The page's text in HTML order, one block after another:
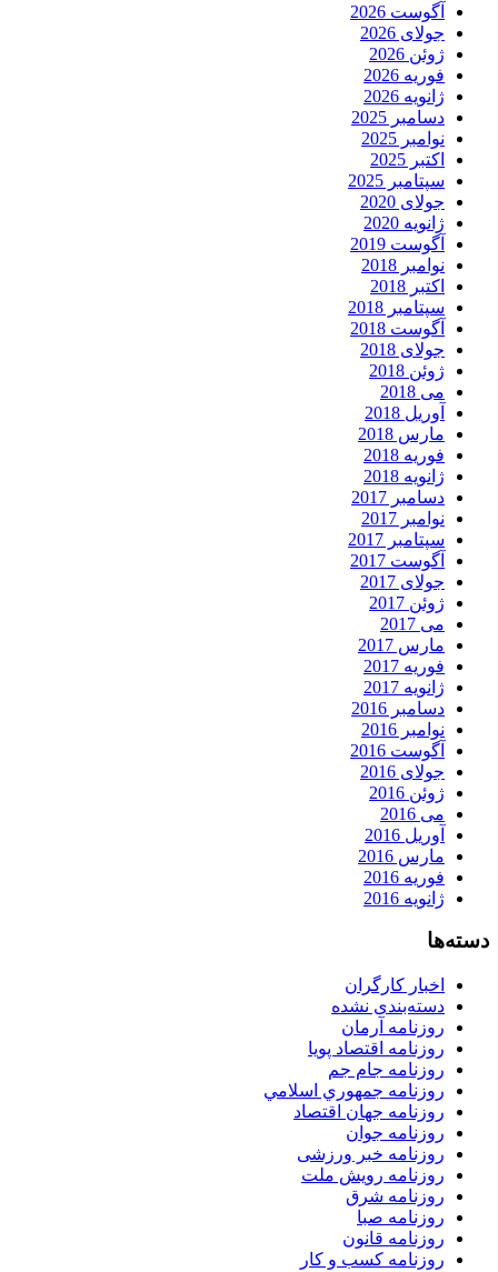
آگوست 2026
جولای 2026
ژوئن 2026
فوریه 2026
ژانویه 2026
دسامبر 2025
نوامبر 2025
اکتبر 2025
سپتامبر 2025
جولای 2020
ژانویه 2020
آگوست 2019
نوامبر 2018
اکتبر 2018
سپتامبر 2018
آگوست 2018
جولای 2018
ژوئن 2018
می 2018
آوریل 2018
مارس 2018
فوریه 2018
ژانویه 2018
دسامبر 2017
نوامبر 2017
سپتامبر 2017
آگوست 2017
جولای 2017
ژوئن 2017
می 2017
مارس 2017
فوریه 2017
ژانویه 2017
دسامبر 2016
نوامبر 2016
آگوست 2016
جولای 2016
ژوئن 2016
می 2016
آوریل 2016
مارس 2016
فوریه 2016
ژانویه 2016
دسته‌ها
اخبار کارگران
دسته‌بندی نشده
روزنامه آرمان
روزنامه اقتصاد پویا
روزنامه جام جم
روزنامه جمهوري اسلامي
روزنامه جهان اقتصاد
روزنامه جوان
روزنامه خبر ورزشى
روزنامه رویش ملت
روزنامه شرق
روزنامه صبا
روزنامه قانون
روزنامه كسب و كار